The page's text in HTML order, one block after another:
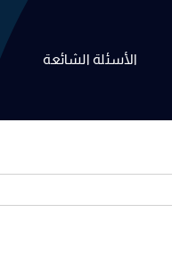
الأسئلة الشائعة